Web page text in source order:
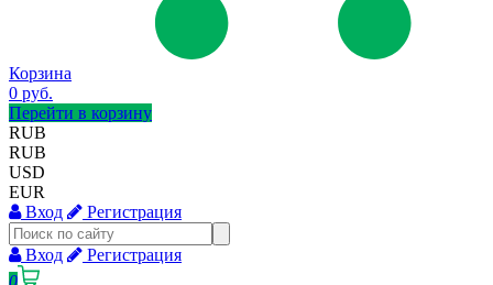
Корзина
0 руб.
Перейти в корзину
RUB
RUB
USD
EUR
Вход
Регистрация
Вход
Регистрация
0